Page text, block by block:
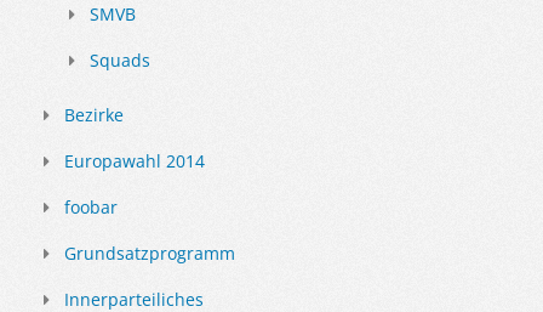
SMVB
Squads
Bezirke
Europawahl 2014
foobar
Grundsatzprogramm
Innerparteiliches